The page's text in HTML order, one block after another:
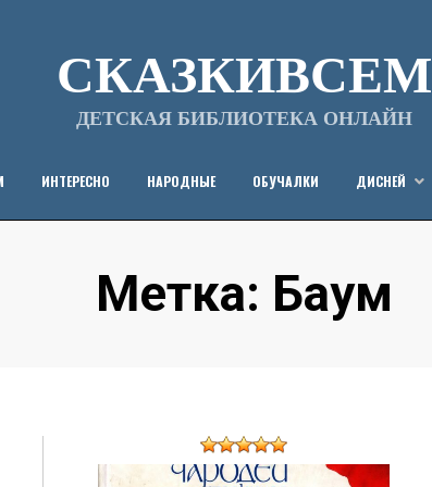
СКАЗКИВСЕМ
ДЕТСКАЯ БИБЛИОТЕКА ОНЛАЙН
ИНТЕРЕСНО НАРОДНЫЕ ОБУЧАЛКИ ДИСНЕЙ
Метка: Баум